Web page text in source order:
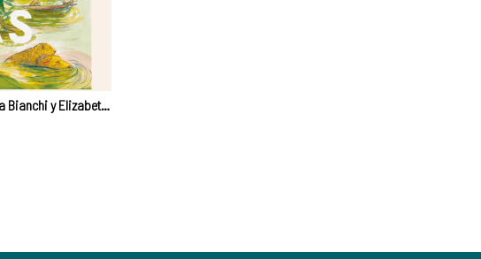
Amazonas | Javiera Bianchi y Elizabeth Builes